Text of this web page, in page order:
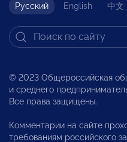
Русский English 中文
© 2023 Общероссийская
и среднего
Все права защищены.
Комментарии на сайте
требованиям российского